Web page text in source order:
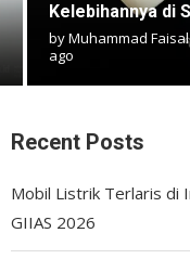
Kelebihannya di
byMuhammad
ago
Recent Posts
Mobil Listrik Terlaris di
GIIAS 2026